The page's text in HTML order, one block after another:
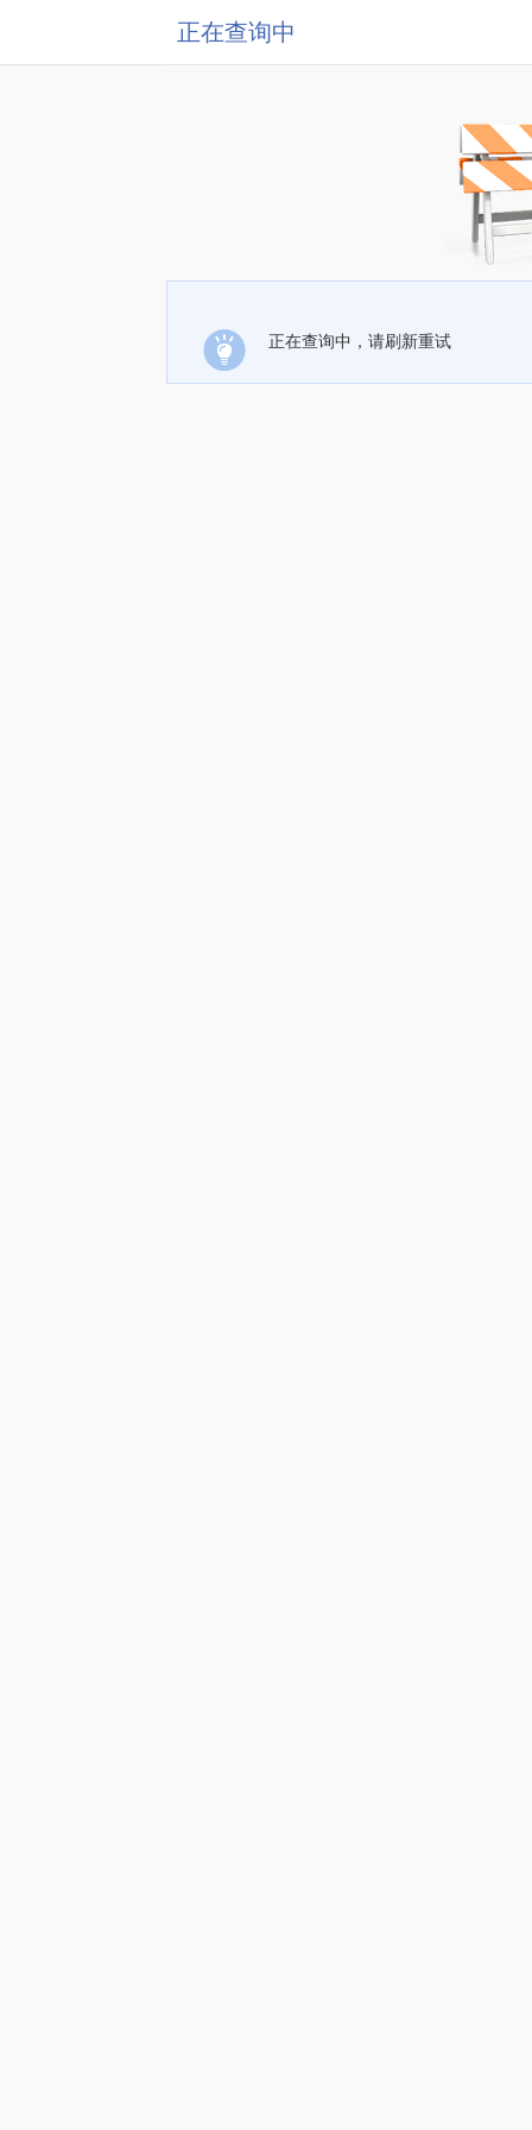
正在查询中
正在查询中，请刷新重试